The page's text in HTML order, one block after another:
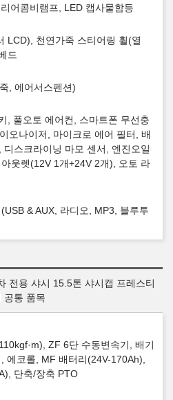
어콤비램프, LED 캡사물함등
LCD), 천연가죽 스티어링 휠(열
드
, 에어서스펜션)
, 풀오토 에어컨, 스마트폰 무선충
오나이저, 마이크로 에어 필터, 배
디스크라이닝 마모 센서, 엔진오일
웃렛(12V 1개+24V 2개), 오토 라
& AUX, 라디오, MP3, 블루투
전용 샤시 15.5톤 샤시캡 프레스티
공통 품목
ZF 6단 수동변속기, 배기
에코롤, MF 배터리(24V-170Ah),
단축/장축 PTO